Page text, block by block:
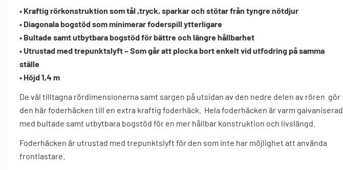
• Kraftig rörkonstruktion som tål ,tryck, sparkar och stötar från tyngre nötdjur
• Diagonala bogstöd som minimerar foderspill ytterligare
• Bultade samt utbytbara bogstöd för bättre och längre hållbarhet
• Utrustad med trepunktslyft – Som går att plocka bort enkelt vid utfodring på samma
ställe
• Höjd 1,4 m
De väl tilltagna rördimensionerna samt sargen på utsidan av den nedre delen av rören gör
den här foderhäcken till en extra kraftig foderhäck. Hela foderhäcken är varm galvaniserad
med bultade samt utbytbara bogstöd för en mer hållbar konstruktion och livslängd.
Foderhäcken är utrustad med trepunktslyft för den som inte har möjlighet att använda
frontlastare.